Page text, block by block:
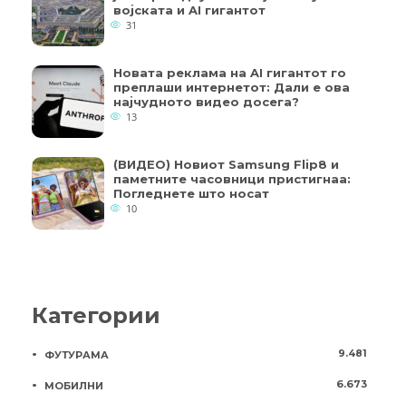
војската и AI гигантот
31
Новата реклама на AI гигантот го
преплаши интернетот: Дали е ова
најчудното видео досега?
13
(ВИДЕО) Новиот Samsung Flip8 и
паметните часовници пристигнаа:
Погледнете што носат
10
Категории
ФУТУРАМА 9.481
МОБИЛНИ 6.673